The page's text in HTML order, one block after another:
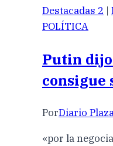
Destacadas 2 |
POLÍTICA
Putin
consigue
PorDiario
«por la